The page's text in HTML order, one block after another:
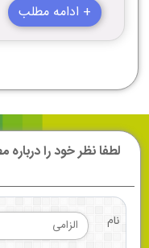
+ ادامه مطلب
لطفا نظر خود را
نام